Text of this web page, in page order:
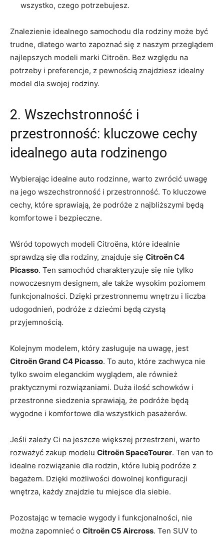
wszystko, czego potrzebujesz.
Znalezienie idealnego samochodu dla rodziny ⁢może być
trudne, dlatego warto zapoznać się ⁢z naszym przeglądem
najlepszych modeli marki Citroën. ⁢Bez ‌względu​ na
potrzeby ​i preferencje, z pewnością znajdziesz idealny
model dla⁤ swojej rodziny.
2. Wszechstronność ⁣i
przestronność: kluczowe cechy
idealnego auta rodzinengo
Wybierając idealne auto rodzinne, warto ⁣zwrócić uwagę
na ​jego wszechstronność i przestronność. To kluczowe‌
cechy, które sprawiają, że podróże ​z najbliższymi będą
komfortowe i ⁤bezpieczne.
Wśród topowych modeli Citroëna, ​które idealnie
sprawdzą się dla rodziny, znajduje się Citroën C4
Picasso. Ten samochód charakteryzuje się nie tylko
nowoczesnym designem, ale także wysokim poziomem
funkcjonalności. Dzięki przestronnemu wnętrzu i liczba
udogodnień, podróże z dziećmi będą ⁢czystą
przyjemnością.
Kolejnym modelem, który zasługuje na uwagę, jest
Citroën ‌Grand C4 Picasso. To auto, które zachwyca nie
tylko swoim eleganckim wyglądem, ale również
praktycznymi rozwiązaniami. Duża ilość schowków i
przestronne siedzenia sprawiają, że podróże będą
wygodne i ‌komfortowe dla wszystkich pasażerów.
Jeśli zależy Ci na‍ jeszcze większej ⁣przestrzeni, warto‌
rozważyć zakup modelu Citroën SpaceTourer. Ten van​ to
idealne rozwiązanie dla rodzin, które lubią podróże z
bagażem. Dzięki możliwości dowolnej konfiguracji
wnętrza, każdy znajdzie tu miejsce dla⁤ siebie.
Pozostając w temacie wygody i funkcjonalności, nie
można zapomnieć o Citroën C5 Aircross. Ten SUV to